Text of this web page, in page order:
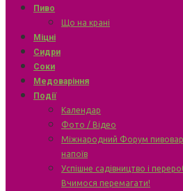
Пиво
Що на крані
Міцні
Сидри
Соки
Медоваріння
Події
Календар
Фото / Відео
Міжнародний Форум
напоїв
Успішне садівництво і
Вчимося перемагати!